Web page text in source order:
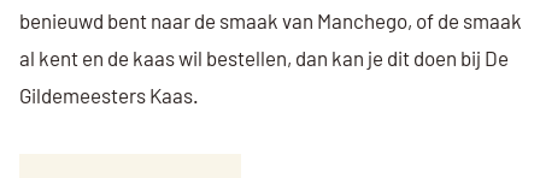
benieuwd bent naar de smaak van Manchego, of de smaak
al kent en de kaas wil bestellen, dan kan je dit doen bij De
Gildemeesters Kaas.